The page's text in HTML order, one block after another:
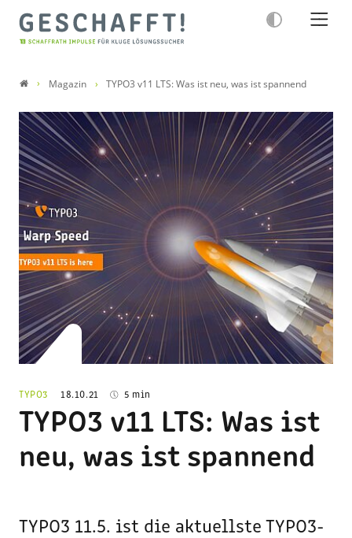
Magazin TYPO3 v11 LTS: Was ist neu, was ist spannend
TYPO3 18.10.21 5 min
TYPO3 v11 LTS: Was ist
neu, was ist spannend
TYPO3 11.5. ist die aktuellste TYPO3-